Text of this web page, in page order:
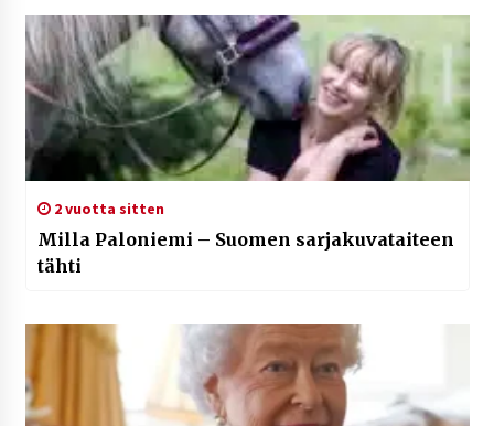
2 vuotta sitten
Milla Paloniemi – Suomen sarjakuvataiteen
tähti